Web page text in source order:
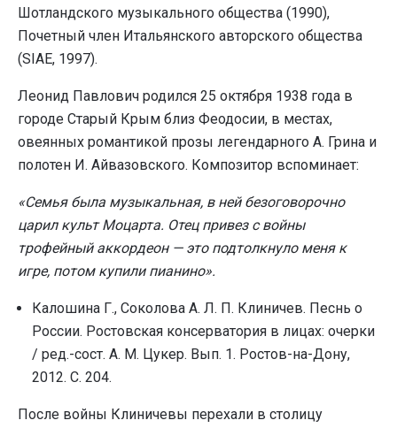
Шотландского музыкального общества (1990),
Почетный член Итальянского авторского общества
(SIAE, 1997).
Леонид Павлович родился 25 октября 1938 года в
городе Старый Крым близ Феодосии, в местах,
овеянных романтикой прозы легендарного А. Грина и
полотен И. Айвазовского. Композитор вспоминает:
«Семья была музыкальная, в ней безоговорочно
царил культ Моцарта. Отец привез с войны
трофейный аккордеон — это подтолкнуло меня к
игре, потом купили пианино».
Калошина Г., Соколова А. Л. П. Клиничев. Песнь о
России. Ростовская консерватория в лицах: очерки
/ ред.-сост. А. М. Цукер. Вып. 1. Ростов-на-Дону,
2012. С. 204.
После войны Клиничевы перехали в столицу